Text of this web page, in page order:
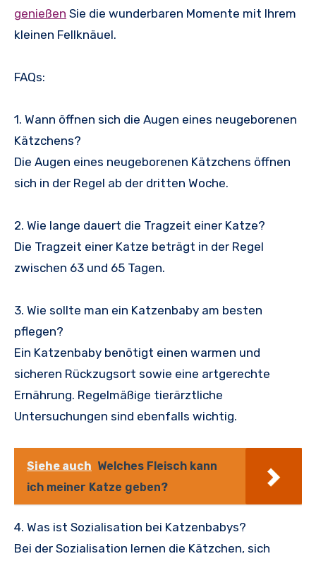
genießen Sie die wunderbaren Momente mit Ihrem
kleinen Fellknäuel.
FAQs:
1. Wann öffnen sich die Augen eines neugeborenen
Kätzchens?
Die Augen eines neugeborenen Kätzchens öffnen
sich in der Regel ab der dritten Woche.
2. Wie lange dauert die Tragzeit einer Katze?
Die Tragzeit einer Katze beträgt in der Regel
zwischen 63 und 65 Tagen.
3. Wie sollte man ein Katzenbaby am besten
pflegen?
Ein Katzenbaby benötigt einen warmen und
sicheren Rückzugsort sowie eine artgerechte
Ernährung. Regelmäßige tierärztliche
Untersuchungen sind ebenfalls wichtig.
Siehe auch Welches Fleisch kann
ich meiner Katze geben?
4. Was ist Sozialisation bei Katzenbabys?
Bei der Sozialisation lernen die Kätzchen, sich